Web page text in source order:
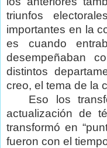
triunfos
importantes en la
es cuando
desempeñaban
distintos
creo, el tema de la
Eso los
actualización de
transformó en
fueron con el